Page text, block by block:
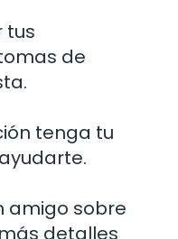
tus
de
tenga tu
amigo sobre
detalles